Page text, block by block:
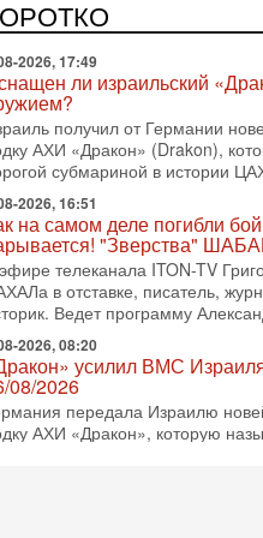
политический альянс?
раскладом сил,
2026, 17:49
ли израильский
получил от Германии
АХИ «Дракон» (Drakon),
субмариной в истории
2026, 16:51
на самом деле погибли
"Зверства"
телеканала ITON-TV
в отставке, писатель,
Ведет программу
2026, 08:20
усилил ВМС
08/2026
передала Израилю
АХИ «Дракон», которую